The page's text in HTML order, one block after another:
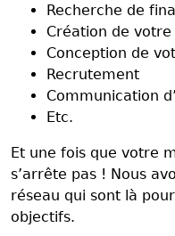
Recherche de
Création de votre
Conception de
Recrutement
Communication
Etc.
Et une fois que votre
s’arrête pas ! Nous
réseau qui sont là
objectifs.